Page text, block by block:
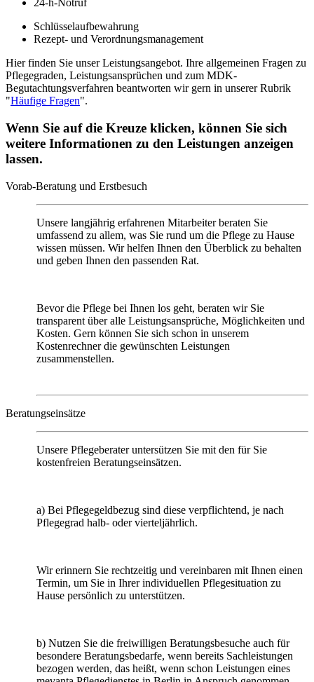
24-h-Notruf
Schlüsselaufbewahrung
Rezept- und Verordnungsmanagement
Hier finden Sie unser Leistungsangebot. Ihre allgemeinen Fragen zu
Pflegegraden, Leistungsansprüchen und zum MDK-
Begutachtungsverfahren beantworten wir gern in unserer Rubrik
"Häufige Fragen".
Wenn Sie auf die Kreuze klicken, können Sie sich
weitere Informationen zu den Leistungen anzeigen
lassen.
Vorab-Beratung und Erstbesuch
Unsere langjährig erfahrenen Mitarbeiter beraten Sie
umfassend zu allem, was Sie rund um die Pflege zu Hause
wissen müssen. Wir helfen Ihnen den Überblick zu behalten
und geben Ihnen den passenden Rat.
Bevor die Pflege bei Ihnen los geht, beraten wir Sie
transparent über alle Leistungsansprüche, Möglichkeiten und
Kosten. Gern können Sie sich schon in unserem
Kostenrechner die gewünschten Leistungen
zusammenstellen.
Beratungseinsätze
Unsere Pflegeberater untersützen Sie mit den für Sie
kostenfreien Beratungseinsätzen.
a) Bei Pflegegeldbezug sind diese verpflichtend, je nach
Pflegegrad halb- oder vierteljährlich.
Wir erinnern Sie rechtzeitig und vereinbaren mit Ihnen einen
Termin, um Sie in Ihrer individuellen Pflegesituation zu
Hause persönlich zu unterstützen.
b) Nutzen Sie die freiwilligen Beratungsbesuche auch für
besondere Beratungsbedarfe, wenn bereits Sachleistungen
bezogen werden, das heißt, wenn schon Leistungen eines